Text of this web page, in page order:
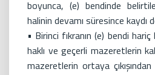
boyunca, (e) bendinde
halinin devamı süresince kaydı
• Birinci fıkranın (e) bendi
haklı ve geçerli mazeretlerin
mazeretlerin ortaya